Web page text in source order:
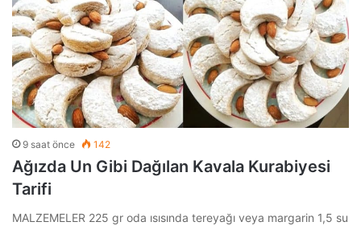
9 saat önce 142
Ağızda Un Gibi Dağılan Kavala Kurabiyesi
Tarifi
MALZEMELER 225 gr oda ısısında tereyağı veya margarin 1,5 su